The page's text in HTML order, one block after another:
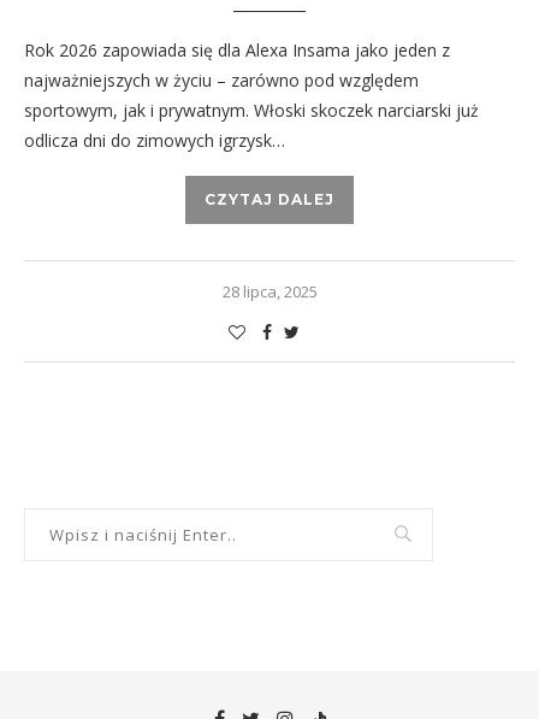
Rok 2026 zapowiada się dla Alexa Insama jako jeden z
najważniejszych w życiu – zarówno pod względem
sportowym, jak i prywatnym. Włoski skoczek narciarski już
odlicza dni do zimowych igrzysk…
CZYTAJ DALEJ
28 lipca, 2025